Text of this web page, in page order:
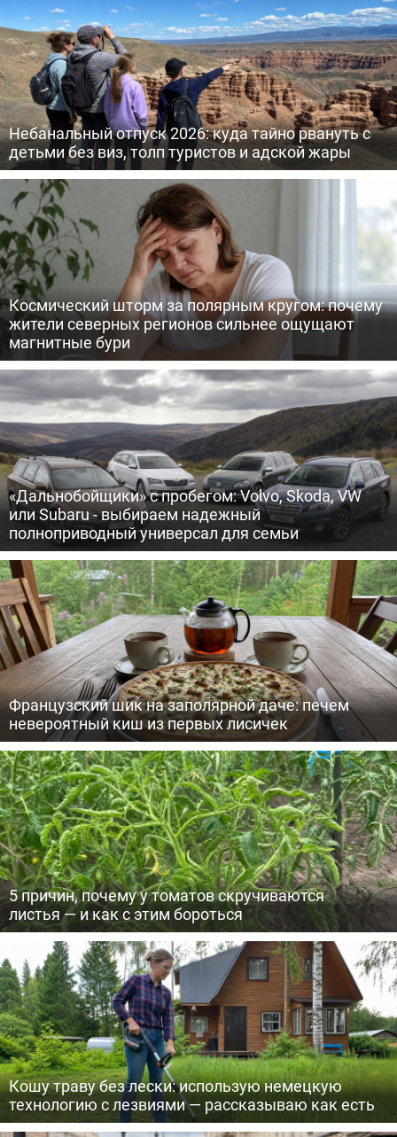
Небанальный отпуск 2026: куда тайно рвануть с
детьми без виз, толп туристов и адской жары
Космический шторм за полярным кругом: почему
жители северных регионов сильнее ощущают
магнитные бури
«Дальнобойщики» с пробегом: Volvo, Skoda, VW
или Subaru - выбираем надежный
полноприводный универсал для семьи
Французский шик на заполярной даче: печем
невероятный киш из первых лисичек
5 причин, почему у томатов скручиваются
листья — и как с этим бороться
Кошу траву без лески: использую немецкую
технологию с лезвиями — рассказываю как есть